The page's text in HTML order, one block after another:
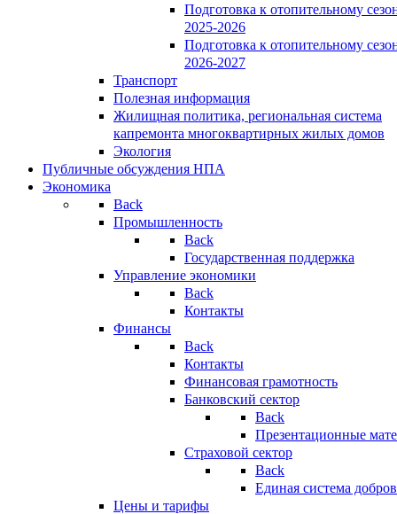
Подготовка к отопительному
2025-2026
Подготовка к отопительному
2026-2027
Транспорт
Полезная информация
Жилищная политика, региональная система
капремонта многоквартирных жилых домов
Экология
Публичные обсуждения НПА
Экономика
Back
Промышленность
Back
Государственная поддержка
Управление экономики
Back
Контакты
Финансы
Back
Контакты
Финансовая грамотность
Банковский сектор
Back
Презентационные
Страховой сектор
Back
Единая система
Цены и тарифы